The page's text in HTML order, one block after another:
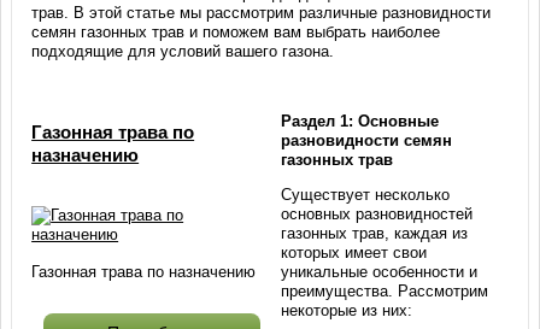
трав. В этой статье мы рассмотрим различные разновидности
семян газонных трав и поможем вам выбрать наиболее
подходящие для условий вашего газона.
Газонная трава по
назначению
Газонная трава по назначению
Раздел 1: Основные
разновидности семян
газонных трав
Существует несколько
основных разновидностей
газонных трав, каждая из
которых имеет свои
уникальные особенности и
преимущества. Рассмотрим
некоторые из них: